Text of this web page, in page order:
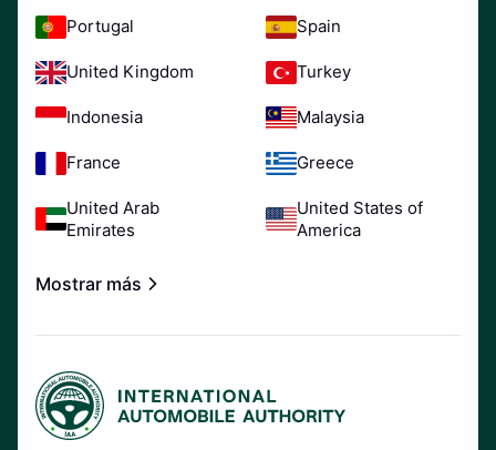
Portugal Spain
United Kingdom Turkey
Indonesia Malaysia
France Greece
United Arab
Emirates
United States of
America
Mostrar más